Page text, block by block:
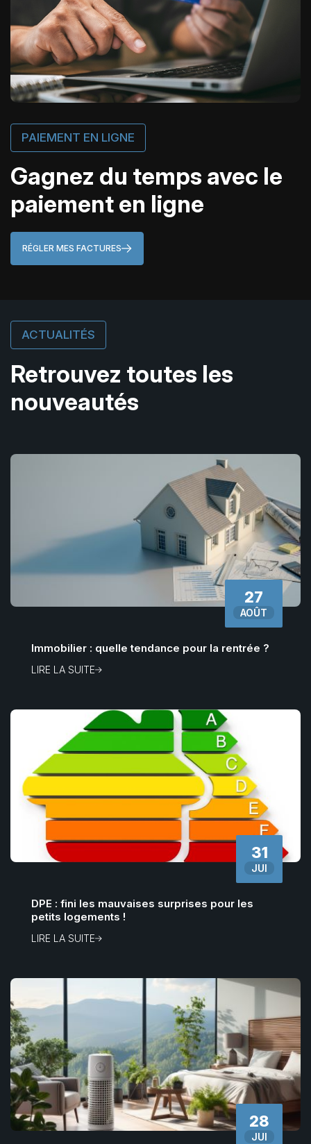
PAIEMENT EN LIGNE
Gagnez du temps avec le
paiement en ligne
RÉGLER MES FACTURES
ACTUALITÉS
Retrouvez toutes les
nouveautés
27
AOÛT
Immobilier : quelle tendance pour la rentrée ?
LIRE LA SUITE
31
JUI
DPE : fini les mauvaises surprises pour les
petits logements !
LIRE LA SUITE
28
JUI